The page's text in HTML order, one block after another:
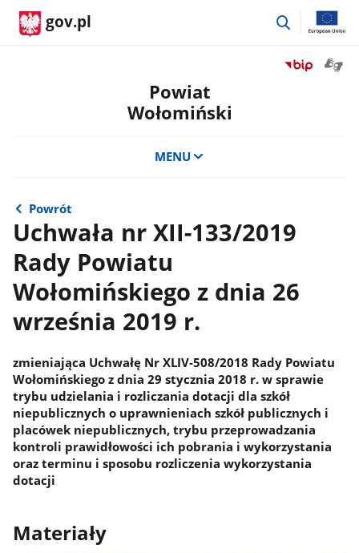
gov.pl
przejdź
Przejdź
Powiat
Wołomiński
MENU
Powrót
Uchwała nr XII-133/2019
Rady Powiatu
Wołomińskiego z dnia 26
września 2019 r.
zmieniająca Uchwałę Nr XLIV-508/2018 Rady Powiatu
Wołomińskiego z dnia 29 stycznia 2018 r. w sprawie
trybu udzielania i rozliczania dotacji dla szkół
niepublicznych o uprawnieniach szkół publicznych i
placówek niepublicznych, trybu przeprowadzania
kontroli prawidłowości ich pobrania i wykorzystania
oraz terminu i sposobu rozliczenia wykorzystania
dotacji
Materiały